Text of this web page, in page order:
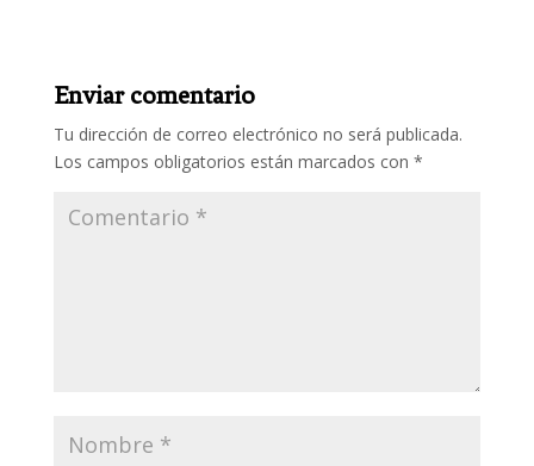
Enviar comentario
Tu dirección de correo electrónico no será publicada.
Los campos obligatorios están marcados con *